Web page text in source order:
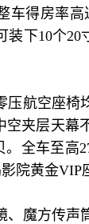
车得房率高
装下10个20
压航空座椅
空夹层天幕
。全车至高
院黄金
、魔方传声